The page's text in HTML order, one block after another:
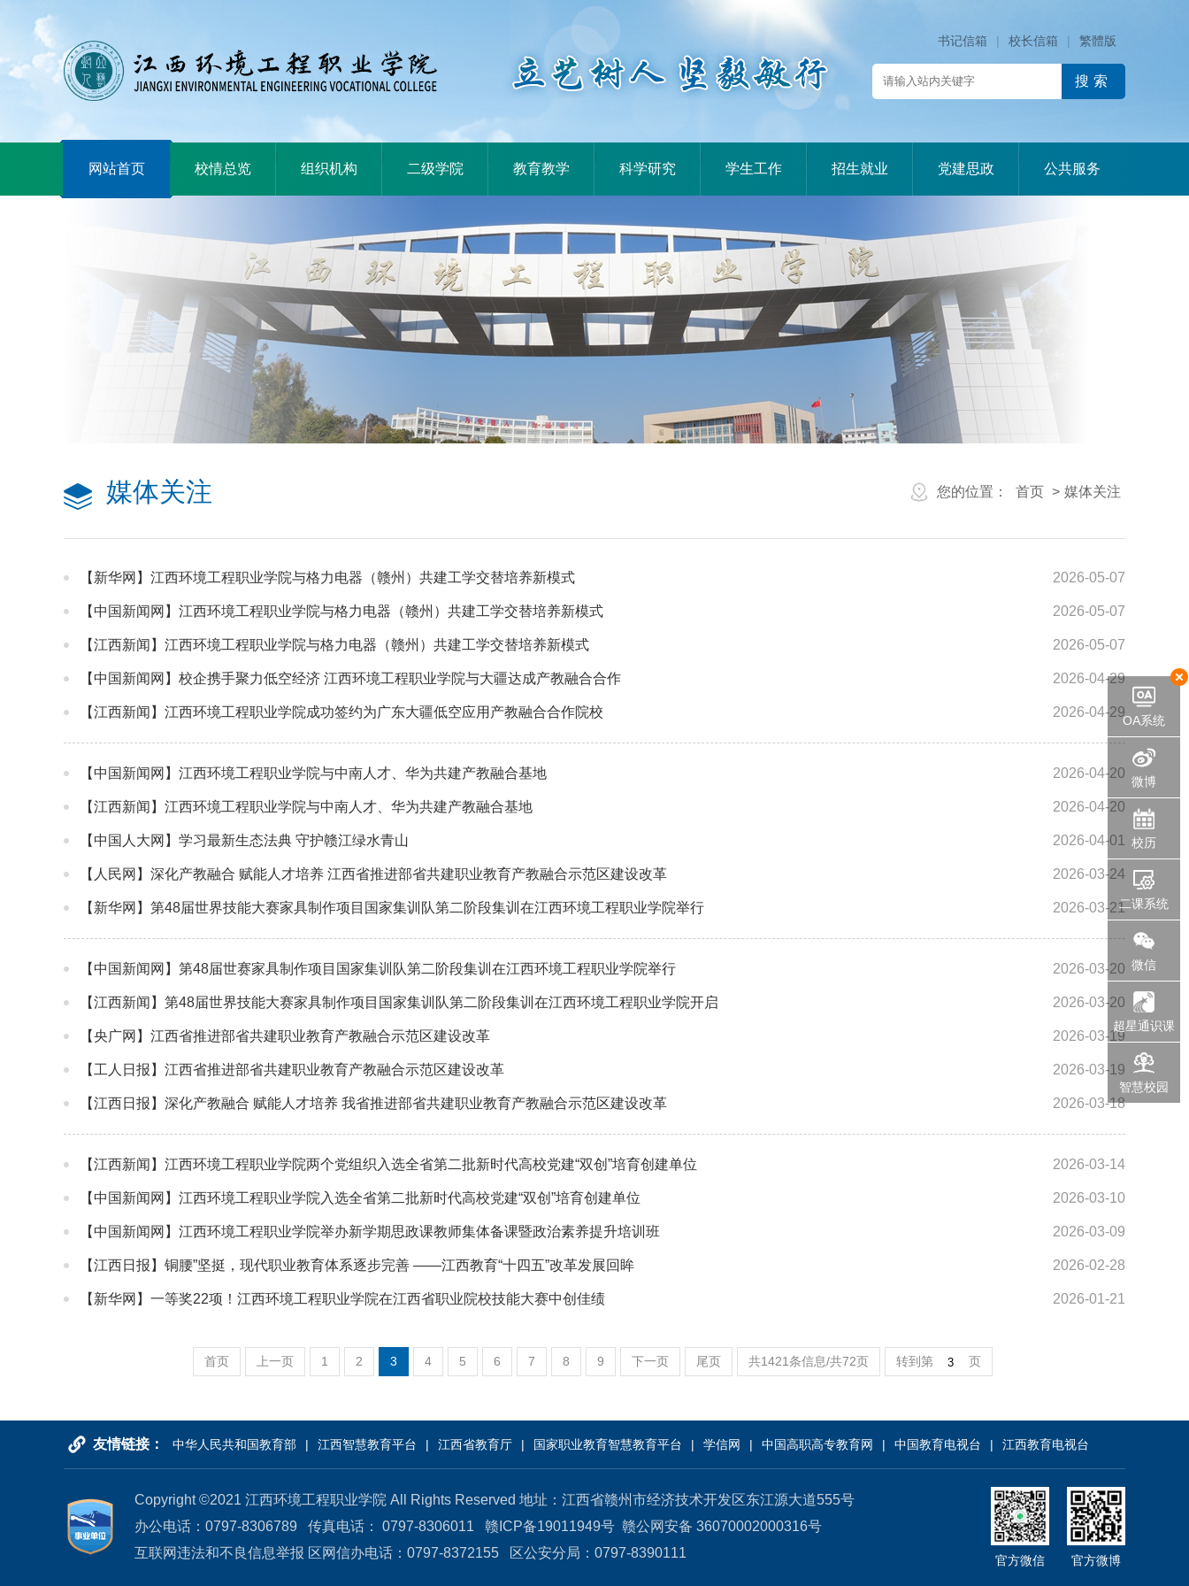
书记信箱 | 校长信箱 | 繁體版
网站首页 校情总览 组织机构 二级学院 教育教学 科学研究 学生工作 招生就业 党建思政 公共服务
您的位置： 首页 > 媒体关注
媒体关注
2026-05-07
【新华网】江西环境工程职业学院与格力电器（赣州）共建工学交替培养新模式
2026-05-07
【中国新闻网】江西环境工程职业学院与格力电器（赣州）共建工学交替培养新模式
2026-05-07
【江西新闻】江西环境工程职业学院与格力电器（赣州）共建工学交替培养新模式
2026-04-29
【中国新闻网】校企携手聚力低空经济 江西环境工程职业学院与大疆达成产教融合合作
2026-04-29
【江西新闻】江西环境工程职业学院成功签约为广东大疆低空应用产教融合合作院校
2026-04-20
【中国新闻网】江西环境工程职业学院与中南人才、华为共建产教融合基地
2026-04-20
【江西新闻】江西环境工程职业学院与中南人才、华为共建产教融合基地
2026-04-01
【中国人大网】学习最新生态法典 守护赣江绿水青山
2026-03-24
【人民网】深化产教融合 赋能人才培养 江西省推进部省共建职业教育产教融合示范区建设改革
2026-03-21
【新华网】第48届世界技能大赛家具制作项目国家集训队第二阶段集训在江西环境工程职业学院举行
2026-03-20
【中国新闻网】第48届世赛家具制作项目国家集训队第二阶段集训在江西环境工程职业学院举行
2026-03-20
【江西新闻】第48届世界技能大赛家具制作项目国家集训队第二阶段集训在江西环境工程职业学院开启
2026-03-19
【央广网】江西省推进部省共建职业教育产教融合示范区建设改革
2026-03-19
【工人日报】江西省推进部省共建职业教育产教融合示范区建设改革
2026-03-18
【江西日报】深化产教融合 赋能人才培养 我省推进部省共建职业教育产教融合示范区建设改革
2026-03-14
【江西新闻】江西环境工程职业学院两个党组织入选全省第二批新时代高校党建“双创”培育创建单位
2026-03-10
【中国新闻网】江西环境工程职业学院入选全省第二批新时代高校党建“双创”培育创建单位
2026-03-09
【中国新闻网】江西环境工程职业学院举办新学期思政课教师集体备课暨政治素养提升培训班
2026-02-28
【江西日报】铜腰”坚挺，现代职业教育体系逐步完善 ——江西教育“十四五”改革发展回眸
2026-01-21
【新华网】一等奖22项！江西环境工程职业学院在江西省职业院校技能大赛中创佳绩
首页 上一页 1 2 3 4 5 6 7 8 9 下一页 尾页 共1421条信息/共72页 转到第 页
友情链接： 中华人民共和国教育部 江西智慧教育平台 江西省教育厅 国家职业教育智慧教育平台 学信网 中国高职高专教育网 中国教育电视台 江西教育电视台
Copyright ©2021 江西环境工程职业学院 All Rights Reserved 地址：江西省赣州市经济技术开发区东江源大道555号
办公电话：0797-8306789 传真电话： 0797-8306011 赣ICP备19011949号 赣公网安备 36070002000316号
互联网违法和不良信息举报 区网信办电话：0797-8372155 区公安分局：0797-8390111
官方微信 官方微博
OA系统
微博
校历
二课系统
微信
超星通识课
智慧校园